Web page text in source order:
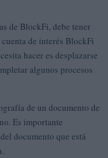
de BlockFi, debe tener
de interés BlockFi
hacer es desplazarse
algunos procesos
de un documento de
Es importante
documento que está